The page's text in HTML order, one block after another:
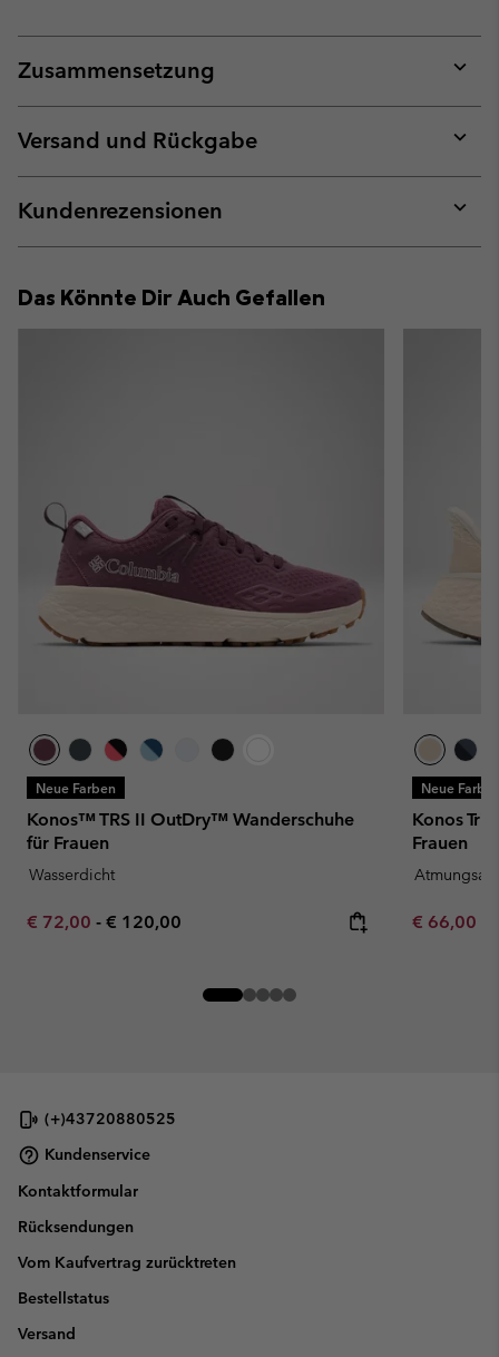
Zusammensetzung
or
Versand und Rückgabe
or
Kundenrezensionen
or
Das Könnte Dir Auch Gefallen
Neue Farben
Konos™ TRS II OutDry™ Wanderschuhe
für Frauen
Wasserdicht
Minimum sale price:
€ 72,00 - Maximum price:
€ 120,00
Neue
Konos
Frauen
Minimum
€ 66,00
(+)43720880525
Kundenservice
Kontaktformular
Rücksendungen
Vom Kaufvertrag zurücktreten
Bestellstatus
Versand